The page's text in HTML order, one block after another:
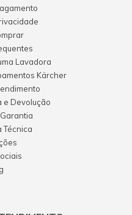
Lavadora
Kärcher
e Devolução
Técnica